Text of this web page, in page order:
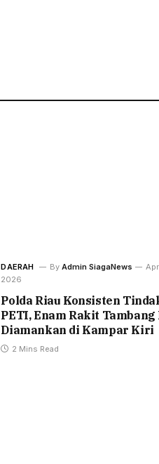
DAERAH By Admin SiagaNews
2026
Polda Riau Konsisten
PETI, Enam Rakit
Diamankan di Kampar Kiri
2 Mins Read